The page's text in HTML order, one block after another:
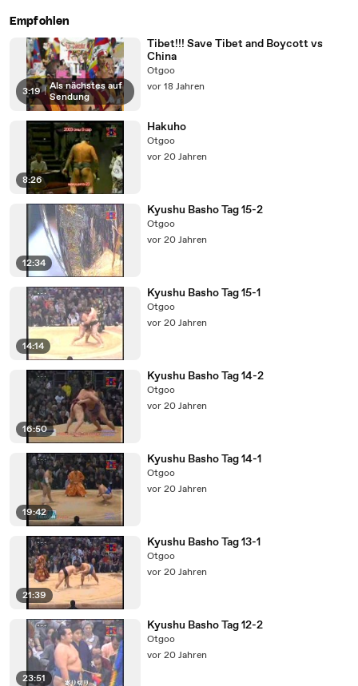
Empfohlen
3:19 | Als nächstes auf
Sendung
Tibet!!! Save Tibet and Boycott vs
China
Otgoo
vor 18 Jahren
8:26
Hakuho
Otgoo
vor 20 Jahren
12:34
Kyushu Basho Tag 15-2
Otgoo
vor 20 Jahren
14:14
Kyushu Basho Tag 15-1
Otgoo
vor 20 Jahren
16:50
Kyushu Basho Tag 14-2
Otgoo
vor 20 Jahren
19:42
Kyushu Basho Tag 14-1
Otgoo
vor 20 Jahren
21:39
Kyushu Basho Tag 13-1
Otgoo
vor 20 Jahren
23:51
Kyushu Basho Tag 12-2
Otgoo
vor 20 Jahren